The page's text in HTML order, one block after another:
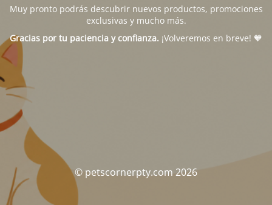
Muy pronto podrás descubrir nuevos productos, promociones
exclusivas y mucho más.
Gracias por tu paciencia y confianza. ¡Volveremos en breve! 🧡
© petscornerpty.com 2026